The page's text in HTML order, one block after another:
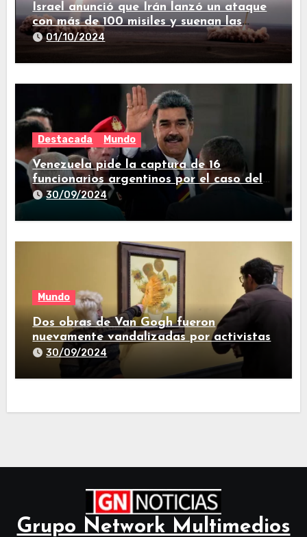
Israel anunció que Irán lanzó un ataque
con más de 100 misiles y suenan las
sirenas en todo el país
01/10/2024
Destacada Mundo
Venezuela pide la captura de 16
funcionarios argentinos por el caso del
avión iraní que estuvo en Buenos Aires
30/09/2024
Mundo
Dos obras de Van Gogh fueron
nuevamente vandalizadas por activistas
30/09/2024
Grupo Network Multimedios